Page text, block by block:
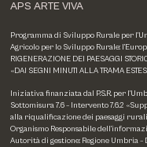
APS ARTE VIVA
Programma di Sviluppo Rurale per
Agricolo per lo Sviluppo Rurale:
RIGENERAZIONE DEI PAESAGGI
«DAI SEGNI MINUTI ALLA TRAMA
Iniziativa finanziata dal P.S.R. per
Sottomisura 7.6 – Intervento 7.6.2
alla riqualificazione dei paesaggi
Organismo Responsabile
Autorità di gestione: Regione Umbria